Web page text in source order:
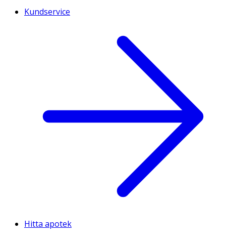
Kundservice
Hitta apotek